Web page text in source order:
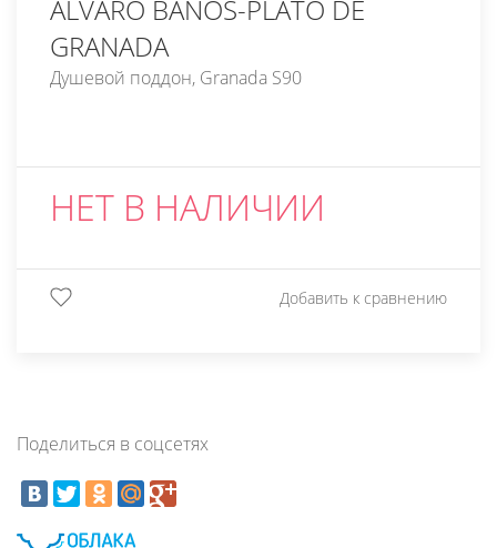
ALVARO BANOS-PLATO DE
GRANADA
Душевой поддон, Granada S90
НЕТ В НАЛИЧИИ
Добавить к сравнению
Поделиться в соцсетях